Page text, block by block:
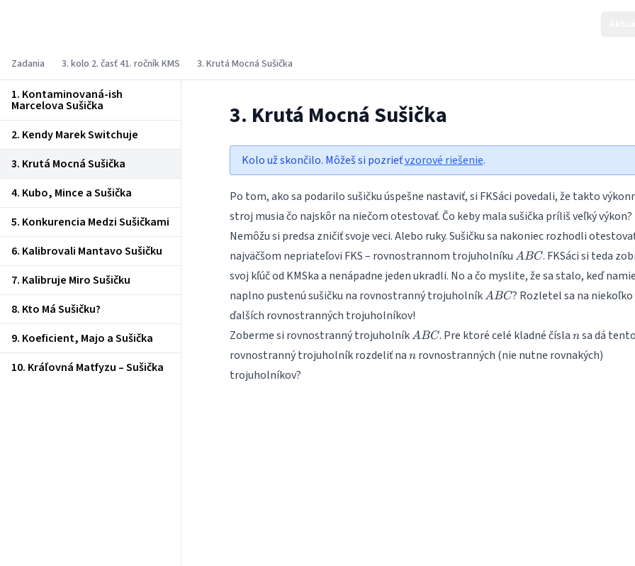
Zadania 3. kolo 2. časť 41. ročník KMS 3. Krutá Mocná Sušička
1. Kontaminovaná-ish
Marcelova Sušička
2. Kendy Marek Switchuje
3. Krutá Mocná Sušička
4. Kubo, Mince a Sušička
5. Konkurencia Medzi Sušičkami
6. Kalibrovali Mantavo Sušičku
7. Kalibruje Miro Sušičku
8. Kto Má Sušičku?
9. Koeficient, Majo a Sušička
10. Kráľovná Matfyzu – Sušička
3. Krutá Mocná Sušička
Kolo už skončilo. Môžeš si pozrieťvzorové riešenie.
Po tom, ako sa podarilo sušičku úspešne nastaviť, si FKSáci povedali, že takto
stroj musia čo najskôr na niečom otestovať. Čo keby mala sušička príliš veľký výkon?
Nemôžu si predsa zničiť svoje veci. Alebo ruky. Sušičku sa nakoniec rozhodli
najväčšom nepriateľovi FKS – rovnostrannom trojuholníku ABC
ABC. FKSáci si teda
svoj kľúč od KMSka a nenápadne jeden ukradli. No a čo myslite, že sa stalo, keď
naplno pustenú sušičku na rovnostranný trojuholník ABC
ABC? Rozletel sa na niekoľko
ďalších rovnostranných trojuholníkov!
Zoberme si rovnostranný trojuholník ABC
ABC. Pre ktoré celé kladné čísla n
nsa dá
rovnostranný trojuholník rozdeliť na n
nrovnostranných (nie nutne rovnakých)
trojuholníkov?